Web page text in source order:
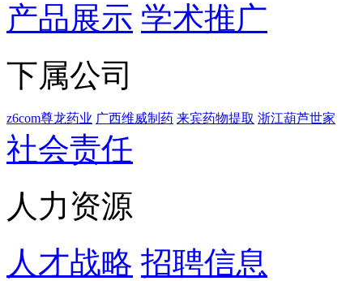
产品展示 学术推广
下属公司
z6com尊龙药业 广西维威制药 来宾药物提取 浙江葫芦世家
社会责任
人力资源
人才战略 招聘信息